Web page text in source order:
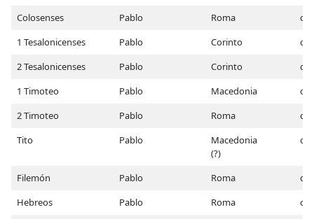
Colosenses
Pablo Roma
c.
1 Tesalonicenses
Pablo Corinto
c.
2 Tesalonicenses
Pablo Corinto
c.
1 Timoteo
Pablo Macedonia
c.
2 Timoteo
Pablo Roma
c.
Tito
Pablo
Macedonia
(?)
c.
Filemón Pablo Roma
c.
Hebreos
Pablo Roma
c.